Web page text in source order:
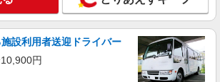
設利用者送迎ドライバー
円